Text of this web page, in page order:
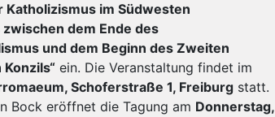
Katholizismus im Südwesten
dem Ende des
und dem Beginn des Zweiten
ein. Die Veranstaltung findet im
Schoferstraße 1, Freiburg statt.
Bock eröffnet die Tagung am Donnerstag,